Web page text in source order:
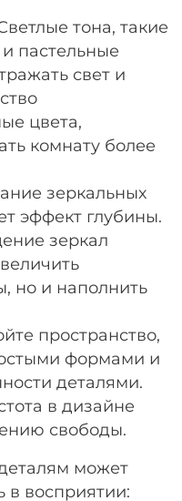
тона, такие
пастельные
свет и
цвета,
комнату более
зеркальных
эффект глубины.
зеркал
но и наполнить
пространство,
формами и
деталями.
в дизайне
свободы.
может
восприятии: